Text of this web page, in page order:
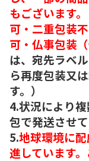
もございます。
可・二重包装
可・仏事包装
は、宛先ラベ
ら再度包装又
す。）
4.状況により
包で発送させ
5.地球環境に
進しています